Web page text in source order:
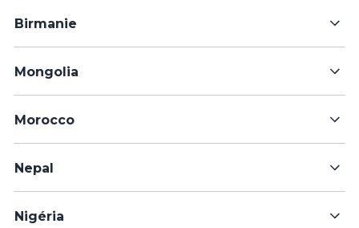
Birmanie
Mongolia
Morocco
Nepal
Nigéria